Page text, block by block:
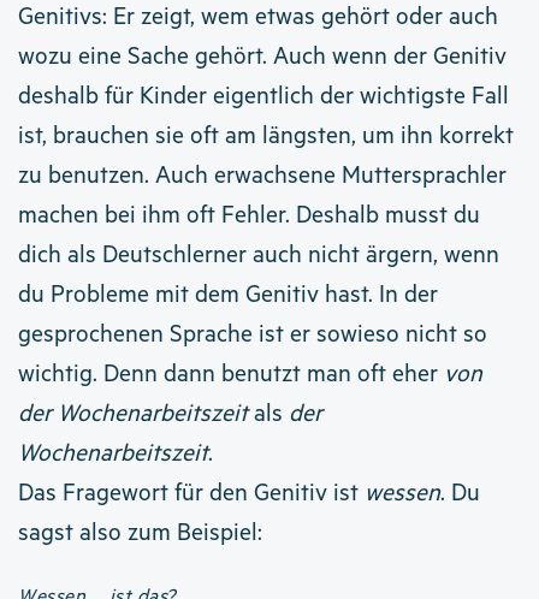
Genitivs: Er zeigt, wem etwas gehört oder auch
wozu eine Sache gehört. Auch wenn der Genitiv
deshalb für Kinder eigentlich der wichtigste Fall
ist, brauchen sie oft am längsten, um ihn korrekt
zu benutzen. Auch erwachsene Muttersprachler
machen bei ihm oft Fehler. Deshalb musst du
dich als Deutschlerner auch nicht ärgern, wenn
du Probleme mit dem Genitiv hast. In der
gesprochenen Sprache ist er sowieso nicht so
wichtig. Denn dann benutzt man oft eher von
der Wochenarbeitszeitals der
Wochenarbeitszeit.
Das Fragewort für den Genitiv ist wessen. Du
sagst also zum Beispiel: